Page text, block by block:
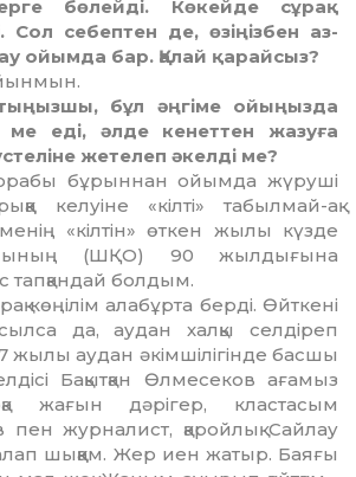
бөлейді. Көкейде сұрақ
Сол себептен де, өзіңізбен аз-
ойымда бар. Қалай қарайсыз?
бұл әңгіме ойы­ңыз­­да
еді, әлде кенеттен жазу­ға
жетелеп әкелді ме?
бұрыннан ойымда жүруші
келуіне «кілті» табылмай-ақ
«кілтін» өткен жылы күзде
(ШҚО) 90 жылдығына
тапқандай болдым.
көңілім алабұрта берді. Өйткені
да, аудан халқы селдіреп
жы­лы аудан әкімшілігінде басшы
Бақытқан Өлмесеков ағамыз
жағын дәрігер, кластасым
пен журналист, қаройлық Сайлау
шыққам. Жер иен жатыр. Баяғы